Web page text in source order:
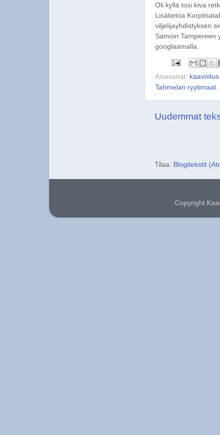
Oli kyllä tosi kiva
Lisätietoa
viljelijayhdistyksen
Samoin Tampereen
googlaamalla.
Asiasanat: kaavoitus
Tahmelan ryytimaat
Uudemmat
Tilaa: Blogitekstit
Copyright